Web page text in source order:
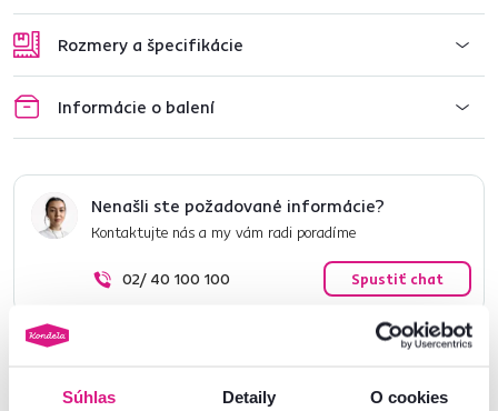
Súhlas Detaily O cookies
Rozmery a špecifikácie
Informácie o balení
Nenašli ste požadované informácie?
Kontaktujte nás a my vám radi poradíme
02/ 40 100 100 Spustiť chat